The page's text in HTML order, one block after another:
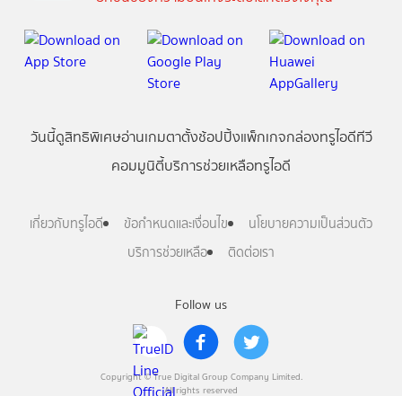
Follow us
Copyright © True Digital Group Company Limited.
All rights reserved
วันนี้ดูสิทธิพิเศษอ่านเกมตาตั้งช้อปปิ้งแพ็กเกจกล่องทรูไอดีทีวี
คอมมูนิตี้บริการช่วยเหลือทรูไอดี
เกี่ยวกับทรูไอดี ข้อกำหนดและเงื่อนไข
นโยบายความเป็นส่วนตัว
บริการช่วยเหลือ
ติดต่อเรา